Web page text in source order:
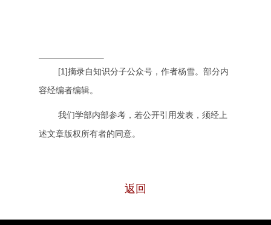
[1]摘录自知识分子公众号，作者杨雪。部分内
容经编者编辑。
我们学部内部参考，若公开引用发表，须经上
述文章版权所有者的同意。
返回